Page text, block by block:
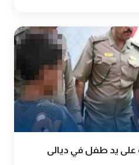
على يد طفل في ديالى